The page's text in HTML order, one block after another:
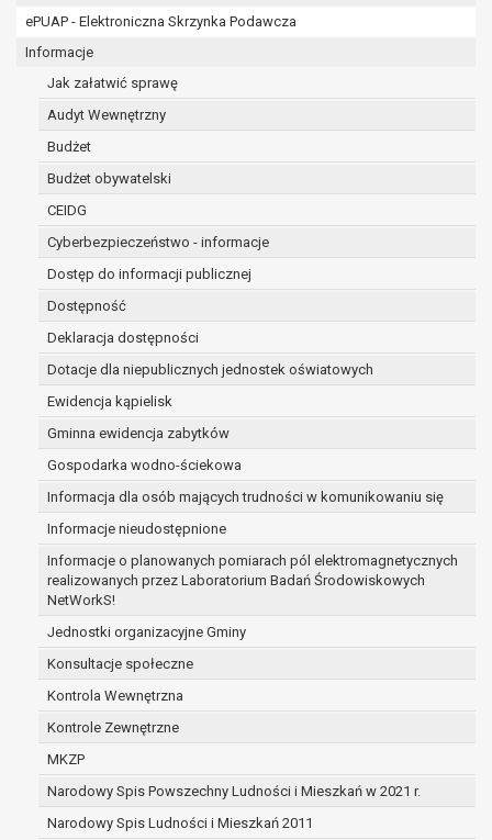
ePUAP - Elektroniczna Skrzynka Podawcza
Informacje
Jak załatwić sprawę
Audyt Wewnętrzny
Budżet
Budżet obywatelski
CEIDG
Cyberbezpieczeństwo - informacje
Dostęp do informacji publicznej
Dostępność
Deklaracja dostępności
Dotacje dla niepublicznych jednostek oświatowych
Ewidencja kąpielisk
Gminna ewidencja zabytków
Gospodarka wodno-ściekowa
Informacja dla osób mających trudności w komunikowaniu się
Informacje nieudostępnione
Informacje o planowanych pomiarach pól elektromagnetycznych
realizowanych przez Laboratorium Badań Środowiskowych
NetWorkS!
Jednostki organizacyjne Gminy
Konsultacje społeczne
Kontrola Wewnętrzna
Kontrole Zewnętrzne
MKZP
Narodowy Spis Powszechny Ludności i Mieszkań w 2021 r.
Narodowy Spis Ludności i Mieszkań 2011
RODO;
prawo do żądania sprostowania danych na
prawo do żądania usunięcia danych osobowych
zapomnianym) na podstawie art. 17 RODO, w
osoba, której dane dotyczą, wniosła
osobowych,
osoba, której dane dotyczą wycofała zgodę
osobowych, która jest podstawą
podstawy prawnej przetwarzania danych,
dane osobowe przetwarzane są niezgodnie
dane osobowe muszą być usunięte w celu
wynikającego z przepisów prawa;
prawo do żądania ograniczenia przetwarzania
art. 18 RODO, w przypadku gdy:
osoba, której dane dotyczą kwestionuje
na okres pozwalający administratorowi
danych,
przetwarzanie danych jest niezgodne z
dotyczą, sprzeciwia się usunięciu danych,
administrator nie potrzebuje już danych dla
dane dotyczą, potrzebuje ich do ustalenia,
do czasu ustalenia czy prawnie
prawo do przenoszenia danych na podstawie art.
łącznie spełnione są następujące przesłanki:
przetwarzanie danych odbywa się na
przetwarzanie odbywa się w sposób
prawo sprzeciwu wobec przetwarzania danych na
przetwarzania danych osobowych, którego